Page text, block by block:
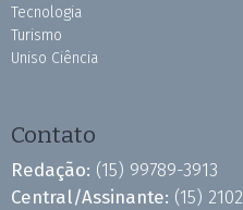
Tecnologia
Turismo
Uniso Ciência
Contato
Redação: (15) 99789-3913
Central/Assinante: (15)